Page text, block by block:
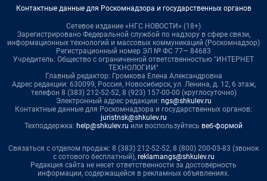
Контактные данные для Роскомнадзора и государственных органов
Сетевое издание «НГС.НОВОСТИ» (18+)
Зарегистрировано Федеральной службой по надзору в сфере связи,
информационных технологий и массовых коммуникаций (Роскомнадзор)
Регистрационный номер ЭЛ № ФС 77— 84683
Учредитель: Общество с ограниченной ответственностью "ИНТЕРНЕТ
ТЕХНОЛОГИИ"
Главный редактор: Громкова Елена Александровна
Адрес редакции: 630099, Россия, Новосибирск, ул. Ленина, д. 12, 6 этаж,
телефон 8 (383) 212-52-52, 8 (923) 157-00-00 (круглосуточно)
Электронный адрес редакции: ngs@shkulev.ru
Контактные данные для Роскомнадзора и государственных органов:
juristnsk@shkulev.ru
Техподдержка: help@shkulev.ru или воспользуйтесь веб-формой
Связаться с отделом продаж: 8 (383) 212-52-52, 8 (800) 200-03-83 (звонок
с сотового бесплатный), reklamangs@shkulev.ru
Редакция сайта не несет ответственности за достоверность
информации, содержащейся в рекламных объявлениях.